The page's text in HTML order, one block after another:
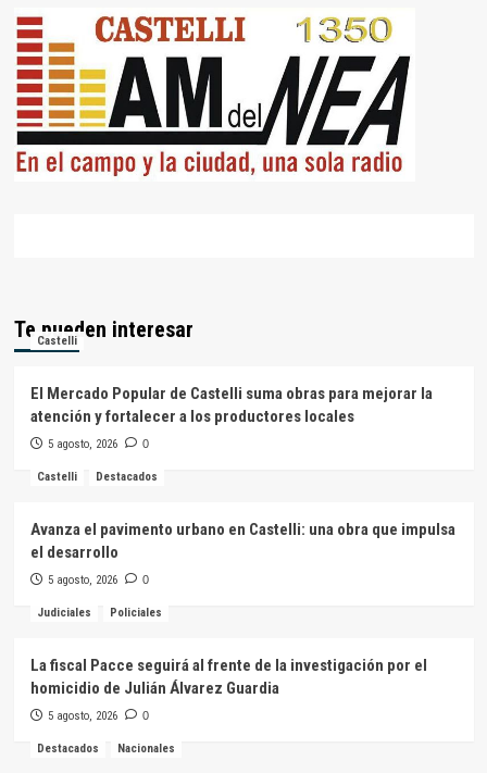
Te pueden interesar
Castelli
El Mercado Popular de Castelli suma obras para mejorar la
atención y fortalecer a los productores locales
5 agosto, 2026 0
Castelli Destacados
Avanza el pavimento urbano en Castelli: una obra que impulsa
el desarrollo
5 agosto, 2026 0
Judiciales Policiales
La fiscal Pacce seguirá al frente de la investigación por el
homicidio de Julián Álvarez Guardia
5 agosto, 2026 0
Destacados Nacionales